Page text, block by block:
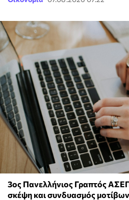
3ος Πανελλήνιος Γραπτός
σκέψη και συνδυασμός μοτίβων